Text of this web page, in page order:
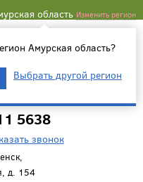
область Изменить регион
Амурская область?
Выбрать другой регион
5638
звонок
д. 154